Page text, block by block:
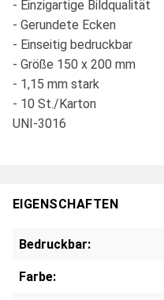
- Einzigartige Bildqualität
- Gerundete Ecken
- Einseitig bedruckbar
- Größe 150 x 200 mm
- 1,15 mm stark
- 10 St./Karton
UNI-3016
EIGENSCHAFTEN
Bedruckbar:
Farbe: